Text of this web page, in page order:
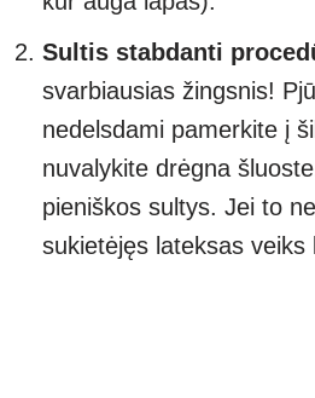
Sultis stabdanti
svarbiausias žingsnis!
nedelsdami pamerkite į
nuvalykite drėgna
pieniškos sultys. Jei to
sukietėjęs lateksas veiks